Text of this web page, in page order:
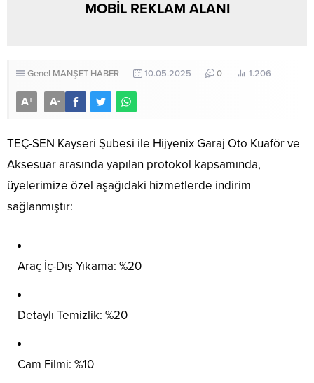
MOBİL REKLAM ALANI
Genel MANŞET HABER 10.05.2025 0 1.206
A+ A-
TEÇ-SEN Kayseri Şubesi ile Hijyenix Garaj Oto Kuaför ve
Aksesuar arasında yapılan protokol kapsamında,
üyelerimize özel aşağıdaki hizmetlerde indirim
sağlanmıştır:
Araç İç-Dış Yıkama: %20
Detaylı Temizlik: %20
Cam Filmi: %10